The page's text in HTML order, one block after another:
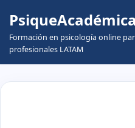
Skip
to
content
PsiqueAcadémica
Formación en psicología online
profesionales LATAM